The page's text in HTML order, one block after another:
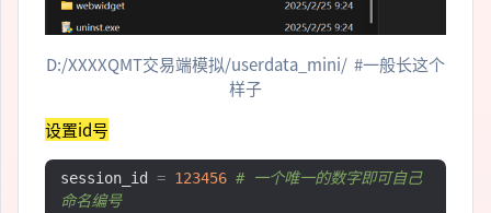
D:/XXXXQMT交易端模拟/userdata_mini/ #一般长这个
样子
设置id号
session_id = 123456 # 一个唯一的数字即可自己
命名编号